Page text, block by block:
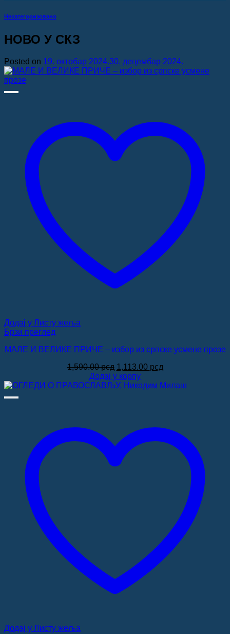
Некатегоризовано
НОВО У СКЗ
Posted on 19. октобар 2024.30. децембар 2024.
Додај у Листу жеља
Брзи преглед
МАЛЕ И ВЕЛИКЕ ПРИЧЕ – избор из српске усмене прозе
1,590.00рсд Оригинална
цена
је
1,113.00 рсдТренутна
је:
Додај у корпу
Додај у Листу жеља